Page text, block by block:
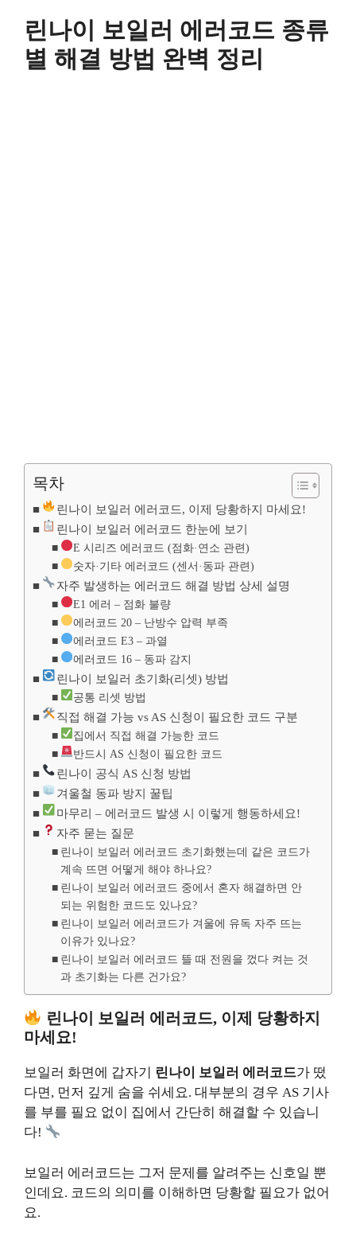
린나이 보일러 에러코드 종류
별 해결 방법 완벽 정리
목차
린나이 보일러 에러코드, 이제 당황하지 마세요!
린나이 보일러 에러코드 한눈에 보기
E 시리즈 에러코드 (점화·연소 관련)
숫자·기타 에러코드 (센서·동파 관련)
자주 발생하는 에러코드 해결 방법 상세 설명
E1 에러 – 점화 불량
에러코드 20 – 난방수 압력 부족
에러코드 E3 – 과열
에러코드 16 – 동파 감지
린나이 보일러 초기화(리셋) 방법
공통 리셋 방법
직접 해결 가능 vs AS 신청이 필요한 코드 구분
집에서 직접 해결 가능한 코드
반드시 AS 신청이 필요한 코드
린나이 공식 AS 신청 방법
겨울철 동파 방지 꿀팁
마무리 – 에러코드 발생 시 이렇게 행동하세요!
자주 묻는 질문
린나이 보일러 에러코드 초기화했는데 같은 코드가
계속 뜨면 어떻게 해야 하나요?
린나이 보일러 에러코드 중에서 혼자 해결하면 안
되는 위험한 코드도 있나요?
린나이 보일러 에러코드가 겨울에 유독 자주 뜨는
이유가 있나요?
린나이 보일러 에러코드 뜰 때 전원을 껐다 켜는 것
과 초기화는 다른 건가요?
린나이 보일러 에러코드, 이제 당황하지
마세요!
보일러 화면에 갑자기 린나이 보일러 에러코드가 떴
다면, 먼저 깊게 숨을 쉬세요. 대부분의 경우 AS 기사
를 부를 필요 없이 집에서 간단히 해결할 수 있습니
다!
보일러 에러코드는 그저 문제를 알려주는 신호일 뿐
인데요. 코드의 의미를 이해하면 당황할 필요가 없어
요.